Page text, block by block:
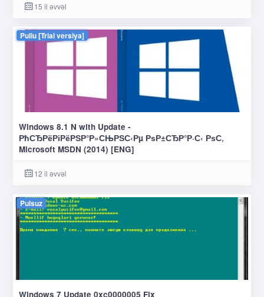
15 il əvvəl
Pullu [Trial versiya]
Windows 8.1 N with Update -
РћСЂРёРіРёРЅР°Р»СЊРЅС‹Рµ РѕР±СЂР°Р·С‹ РѕС‚
Microsoft MSDN (2014) [ENG]
12 il əvvəl
Pulsuz
Windows 7 Update 0xc0000005 Fix